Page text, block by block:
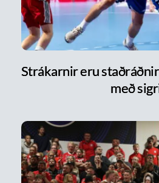
Strákarnir eru
með